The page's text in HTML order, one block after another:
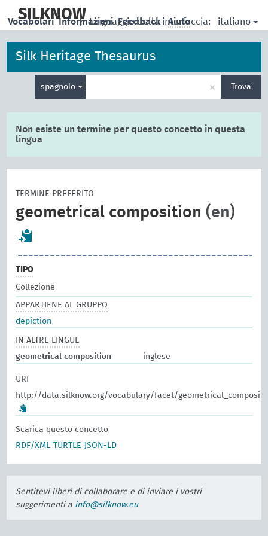
main
SILKNOW
| Linguaggio della interfaccia: italiano
Vocabolari Informazioni Feedback Aiuto
Silk Heritage Thesaurus
spagnolo
la
× Trova
Non esiste un termine per questo concetto in questa
lingua
TERMINE PREFERITO
geometrical composition (en)
TIPO
Collezione
APPARTIENE AL GRUPPO
depiction
IN ALTRE LINGUE
geometrical composition
inglese
URI
http://data.silknow.org/vocabulary/facet/
Scarica questo concetto
RDF/XML
TURTLE JSON-LD
Sentitevi liberi di collaborare e di inviare i vostri
suggerimenti a info@silknow.eu